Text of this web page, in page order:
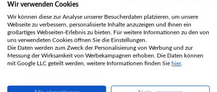
Nur 6 auf Lager!
Wir verwenden Cookies
Wir können diese zur Analyse unserer Besucherdaten platzieren, um unsere
Webseite zu verbessern, personalisierte Inhalte anzuzeigen und Ihnen ein
großartiges Webseiten-Erlebnis zu bieten. Für weitere Informationen zu den von
uns verwendeten Cookies öffnen Sie die Einstellungen.
Die Daten werden zum Zweck der Personalisierung von Werbung und zur
Messung der Wirksamkeit von Werbekampagnen erhoben. Die Daten können
mit Google LLC geteilt werden, weitere Informationen finden Sie hier.